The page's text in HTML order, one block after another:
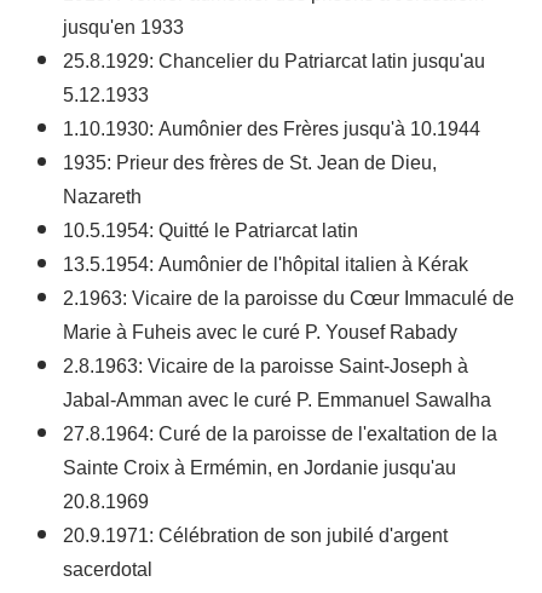
jusqu'en 1933
25.8.1929: Chancelier du Patriarcat latin jusqu'au
5.12.1933
1.10.1930: Aumônier des Frères jusqu'à 10.1944
1935: Prieur des frères de St. Jean de Dieu,
Nazareth
10.5.1954: Quitté le Patriarcat latin
13.5.1954: Aumônier de l'hôpital italien à Kérak
2.1963: Vicaire de la paroisse du Cœur Immaculé de
Marie à Fuheis avec le curé P. Yousef Rabady
2.8.1963: Vicaire de la paroisse Saint-Joseph à
Jabal-Amman avec le curé P. Emmanuel Sawalha
27.8.1964: Curé de la paroisse de l'exaltation de la
Sainte Croix à Ermémin, en Jordanie jusqu'au
20.8.1969
20.9.1971: Célébration de son jubilé d'argent
sacerdotal